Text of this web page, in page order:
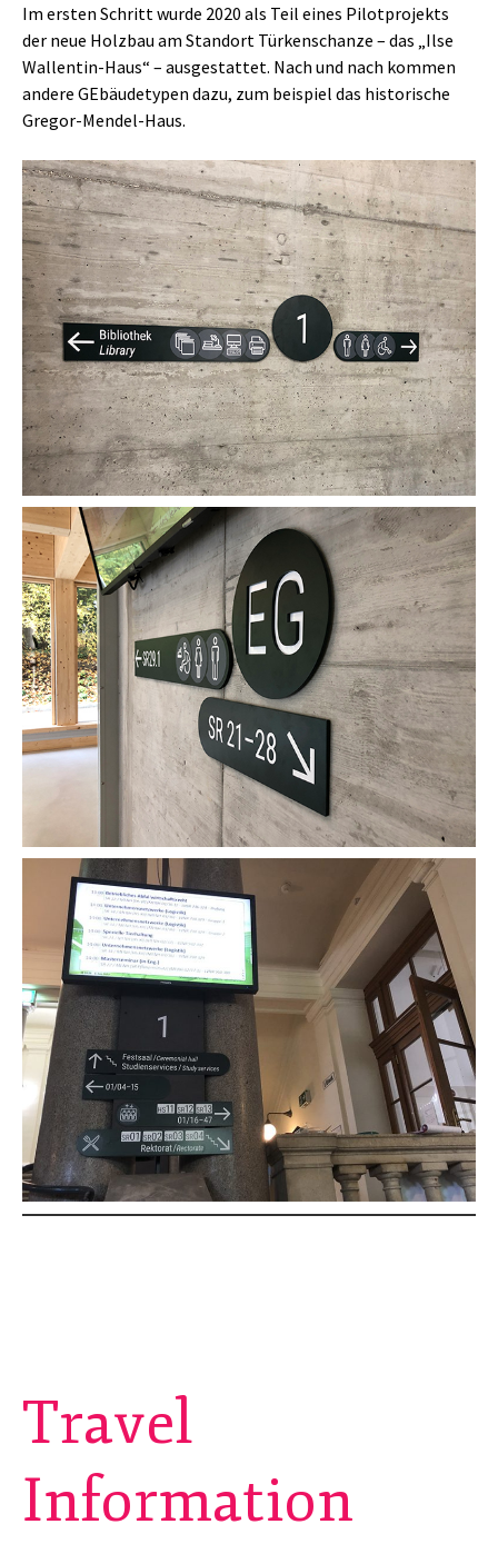
Im ersten Schritt wurde 2020 als Teil eines Pilotprojekts
der neue Holzbau am Standort Türkenschanze – das „Ilse
Wallentin-Haus“ – ausgestattet. Nach und nach kommen
andere GEbäudetypen dazu, zum beispiel das historische
Gregor-Mendel-Haus.
Travel
Information